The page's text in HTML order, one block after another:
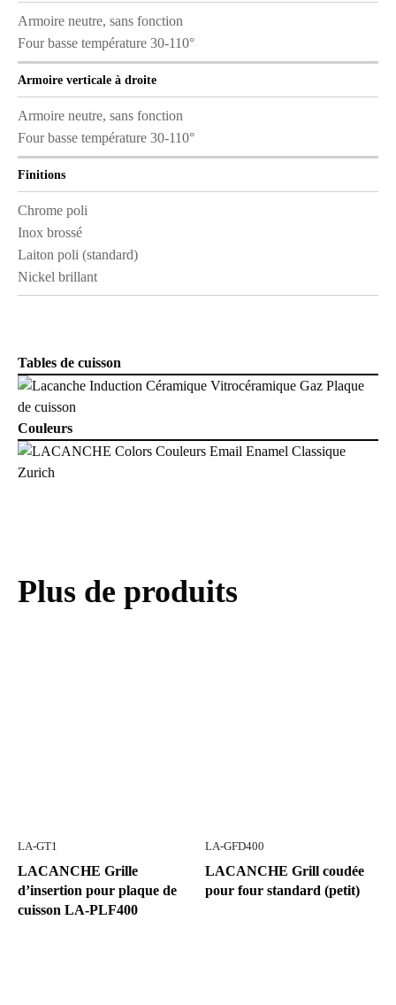
Armoire neutre, sans fonction
Four basse température 30-110°
Armoire verticale à droite
Armoire neutre, sans fonction
Four basse température 30-110°
Finitions
Chrome poli
Inox brossé
Laiton poli (standard)
Nickel brillant
Tables de cuisson
Couleurs
Plus de produits
LA-GT1
LACANCHE Grille
d’insertion pour plaque de
cuisson LA-PLF400
LA-GFD400
LACANCHE Grill coudée
pour four standard (petit)